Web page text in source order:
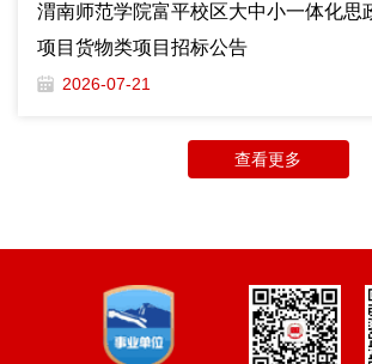
渭南师范学院富平校区大中小一体化思
项目货物类项目招标公告
2026-07-21
查看更多